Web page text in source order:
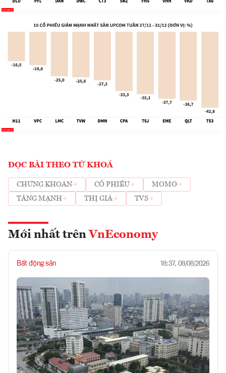
ĐỌC BÀI THEO TỪ KHOÁ
CHỨNG KHOÁN CỔ PHIẾU
MOMO
TĂNG MẠNH
THỊ GIÁ TVS
Mới nhất trên VnEconomy
Bất động sản 18:37, 08/08/2026